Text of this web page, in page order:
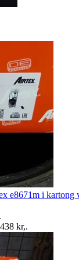
e8671m i kartong
.
438 kr,.